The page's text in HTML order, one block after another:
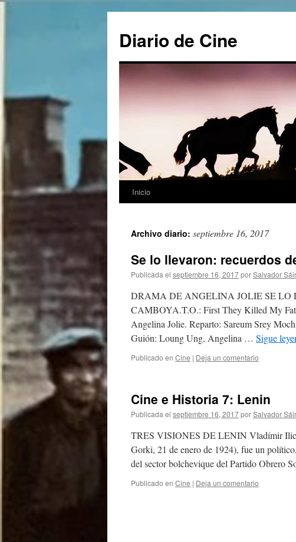
contenido
Diario de Cine
Inicio
Archivo diario: septiembre 16, 2017
Se lo llevaron: recuerdos
Publicada el septiembre 16, 2017porSalvador
DRAMA DE ANGELINA JOLIE SE
CAMBOYA.T.O.: First They Killed My
Angelina Jolie. Reparto: Sareum Srey
Guión: Loung Ung, Angelina … Sigue
Publicado en Cine | Deja un comentario
Cine e Historia 7: Lenin
Publicada el septiembre 16, 2017porSalvador
TRES VISIONES DE LENIN Vladímir
Gorki, 21 de enero de 1924), fue un
del sector bolchevique del Partido Obrero
Publicado en Cine | Deja un comentario